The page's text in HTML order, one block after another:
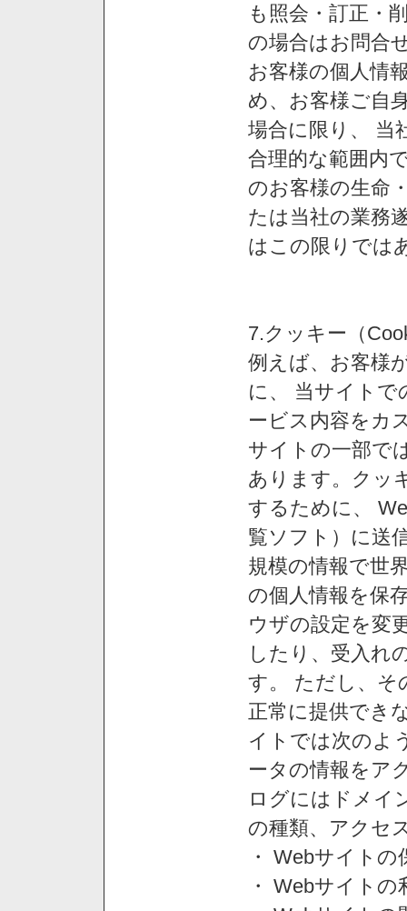
も照会・訂正・
の場合はお問合
お客様の個人情
め、お客様ご自
場合に限り、 当
合理的な範囲内
のお客様の生命
たは当社の業務
はこの限りでは
7.クッキー（
例えば、お客様
に、 当サイトで
ービス内容をカ
サイトの一部で
あります。クッ
するために、
覧ソフト）に送
規模の情報で世
の個人情報を保
ウザの設定を変
したり、受入れ
す。 ただし、そ
正常に提供でき
イトでは次のよ
ータの情報をア
ログにはドメイ
の種類、アクセ
・ Webサイトの
・ Webサイト